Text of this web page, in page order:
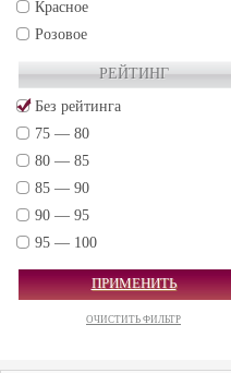
Красное
Розовое
РЕЙТИНГ
Без рейтинга
75 — 80
80 — 85
85 — 90
90 — 95
95 — 100
ПРИМЕНИТЬ
ОЧИСТИТЬ ФИЛЬТР